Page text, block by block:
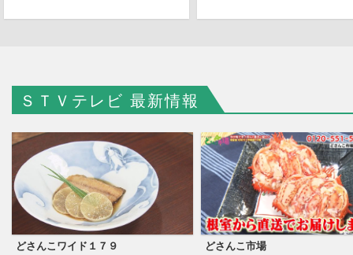
ＳＴＶテレビ 最新情報
どさんこワイド１７９
どさんこ市場